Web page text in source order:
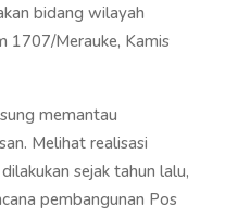
bidang wilayah
1707/Merauke, Kamis
memantau
Melihat realisasi
sejak tahun lalu,
pembangunan Pos